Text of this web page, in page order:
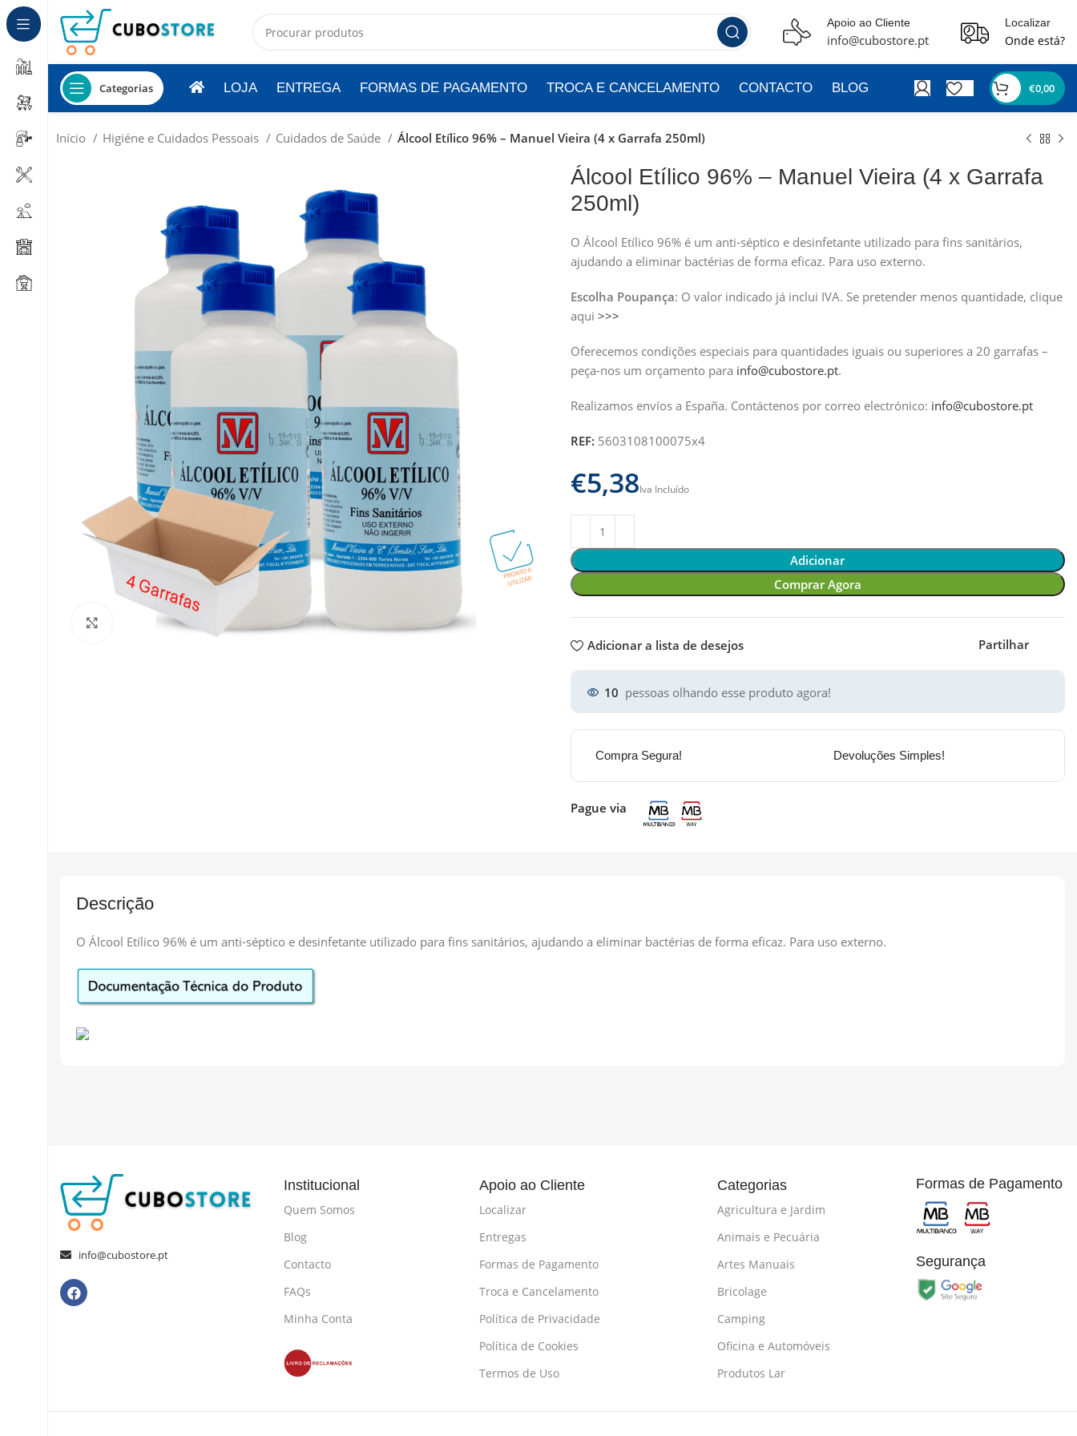
Apoio ao Cliente
info@cubostore.pt
Localizar
Onde está?
Categorias LOJA ENTREGA FORMAS DE PAGAMENTO TROCA E CANCELAMENTO CONTACTO BLOG €0,00
Início Higiéne e Cuidados Pessoais Cuidados de Saúde Álcool Etílico 96% – Manuel Vieira (4 x Garrafa 250ml)
Clique para ampliar
Álcool Etílico 96% – Manuel Vieira (4 x Garrafa
250ml)
O Álcool Etílico 96% é um anti-séptico e desinfetante utilizado para fins sanitários,
ajudando a eliminar bactérias de forma eficaz. Para uso externo.
Escolha Poupança: O valor indicado já inclui IVA. Se pretender menos quantidade, clique
aqui >>>
Oferecemos condições especiais para quantidades iguais ou superiores a 20 garrafas –
peça-nos um orçamento para info@cubostore.pt.
Realizamos envíos a España. Contáctenos por correo electrónico: info@cubostore.pt
REF: 5603108100075x4
€
Adicionar
Comprar Agora
Adicionar a lista de desejos Partilhar
10 pessoas olhando esse produto agora!
Compra Segura! Devoluções Simples!
Pague via
Descrição
O Álcool Etílico 96% é um anti-séptico e desinfetante utilizado para fins sanitários, ajudando a eliminar bactérias de forma eficaz. Para uso externo.
info@cubostore.pt
Institucional
Quem Somos
Blog
Contacto
FAQs
Minha Conta
Apoio ao Cliente
Localizar
Entregas
Formas de Pagamento
Troca e Cancelamento
Política de Privacidade
Política de Cookies
Termos de Uso
Categorias
Agricultura e Jardim
Animais e Pecuária
Artes Manuais
Bricolage
Camping
Oficina e Automóveis
Produtos Lar
Formas de Pagamento
Segurança